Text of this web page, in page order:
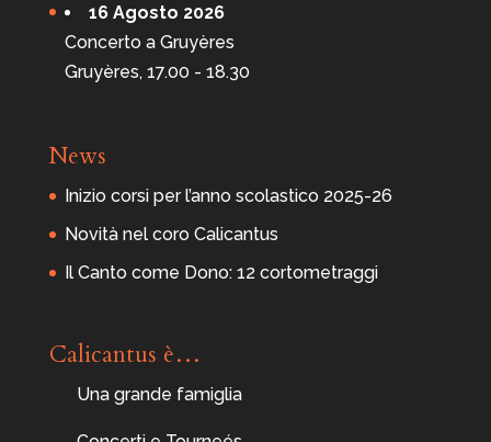
16 Agosto 2026
Concerto a Gruyères
Gruyères, 17.00 - 18.30
News
Inizio corsi per l’anno scolastico 2025-26
Novità nel coro Calicantus
Il Canto come Dono: 12 cortometraggi
Calicantus è…
Una grande famiglia